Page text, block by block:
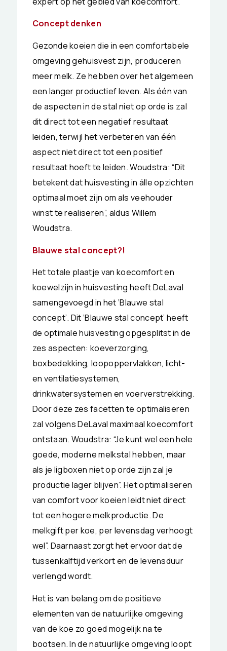
Concept denken
Gezonde koeien die in een comfortabele
omgeving gehuisvest zijn, produceren
meer melk. Ze hebben over het algemeen
een langer productief leven. Als één van
de aspecten in de stal niet op orde is zal
dit direct tot een negatief resultaat
leiden, terwijl het verbeteren van één
aspect niet direct tot een positief
resultaat hoeft te leiden. Woudstra: “Dit
betekent dat huisvesting in álle opzichten
optimaal moet zijn om als veehouder
winst te realiseren”, aldus Willem
Woudstra.
Blauwe stal concept?!
Het totale plaatje van koecomfort en
koewelzijn in huisvesting heeft DeLaval
samengevoegd in het ‘Blauwe stal
concept’. Dit ‘Blauwe stal concept’ heeft
de optimale huisvesting opgesplitst in de
zes aspecten: koeverzorging,
boxbedekking, loopoppervlakken, licht-
en ventilatiesystemen,
drinkwatersystemen en voerverstrekking.
Door deze zes facetten te optimaliseren
zal volgens DeLaval maximaal koecomfort
ontstaan. Woudstra: “Je kunt wel een hele
goede, moderne melkstal hebben, maar
als je ligboxen niet op orde zijn zal je
productie lager blijven”. Het optimaliseren
van comfort voor koeien leidt niet direct
tot een hogere melkproductie. De
melkgift per koe, per levensdag verhoogt
wel”. Daarnaast zorgt het ervoor dat de
tussenkalftijd verkort en de levensduur
verlengd wordt.
Het is van belang om de positieve
elementen van de natuurlijke omgeving
van de koe zo goed mogelijk na te
bootsen. In de natuurlijke omgeving loopt